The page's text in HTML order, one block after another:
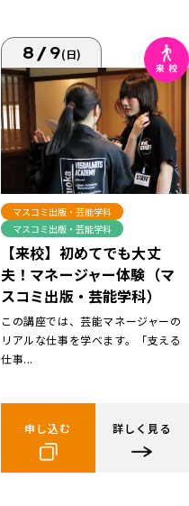
8/9(日)
マスコミ出版・芸能学科
マスコミ出版・芸能学科
【来校】初めてでも大丈
夫！マネージャー体験（マ
スコミ出版・芸能学科）
この講座では、芸能マネージャーの
リアルな仕事を学べます。「支える
仕事...
申し込む 詳しく見る